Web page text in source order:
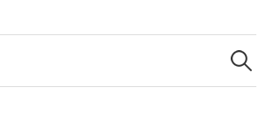
検
索: